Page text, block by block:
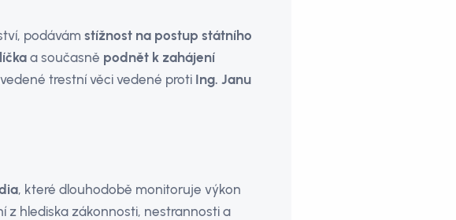
podávám stížnost na postup státního
a současně podnět k zahájení
trestní věci vedené proti Ing. Janu
, které dlouhodobě monitoruje výkon
z hlediska zákonnosti, nestrannosti a